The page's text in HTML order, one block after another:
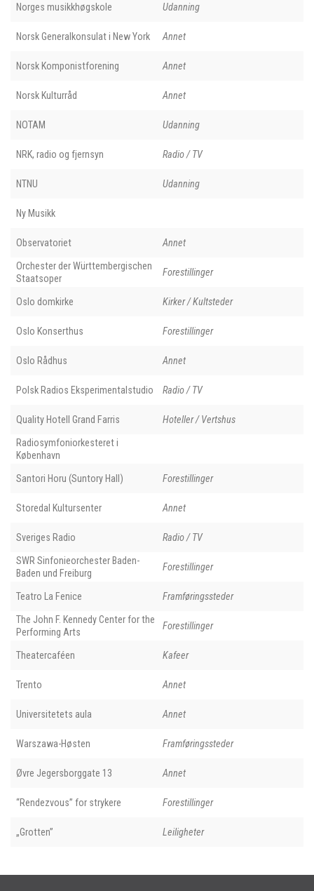
Norges musikkhøgskole Udanning
Norsk Generalkonsulat i New York Annet
Norsk Komponistforening Annet
Norsk Kulturråd Annet
NOTAM Udanning
NRK, radio og fjernsyn Radio / TV
NTNU Udanning
Ny Musikk
Observatoriet Annet
Orchester der Württembergischen
Staatsoper
Forestillinger
Oslo domkirke Kirker / Kultsteder
Oslo Konserthus Forestillinger
Oslo Rådhus Annet
Polsk Radios Eksperimentalstudio Radio / TV
Quality Hotell Grand Farris Hoteller / Vertshus
Radiosymfoniorkesteret i
København
Santori Horu (Suntory Hall) Forestillinger
Storedal Kultursenter Annet
Sveriges Radio Radio / TV
SWR Sinfonieorchester Baden-
Baden und Freiburg
Forestillinger
Teatro La Fenice Framføringssteder
The John F. Kennedy Center for the
Performing Arts
Forestillinger
Theatercaféen Kafeer
Trento Annet
Universitetets aula Annet
Warszawa-Høsten Framføringssteder
Øvre Jegersborggate 13 Annet
“Rendezvous” for strykere Forestillinger
„Grotten” Leiligheter